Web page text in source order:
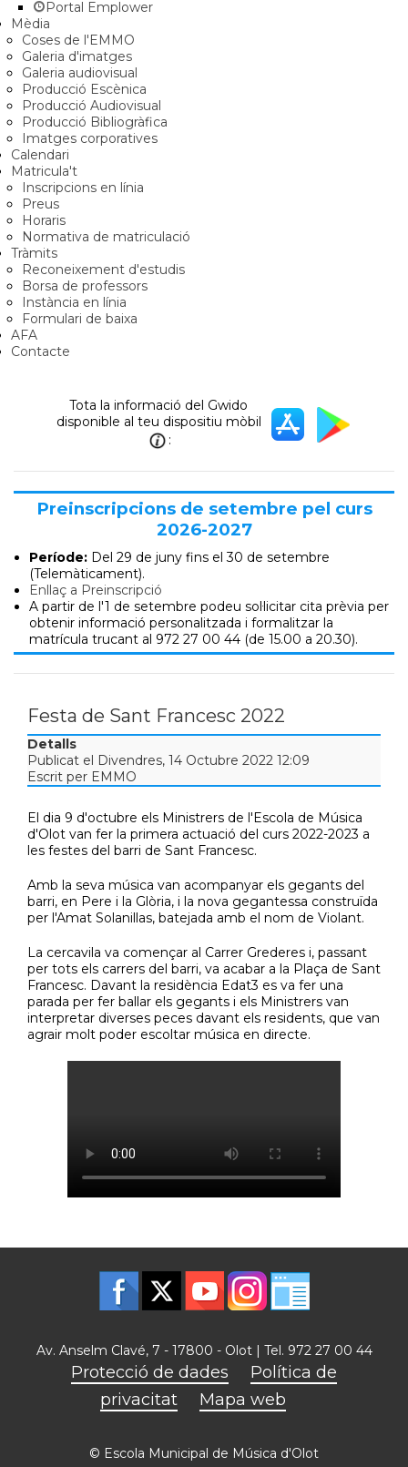
Portal Emplower
Mèdia
Coses de l'EMMO
Galeria d'imatges
Galeria audiovisual
Producció Escènica
Producció Audiovisual
Producció Bibliogràfica
Imatges corporatives
Calendari
Matricula't
Inscripcions en línia
Preus
Horaris
Normativa de matriculació
Tràmits
Reconeixement d'estudis
Borsa de professors
Instància en línia
Formulari de baixa
AFA
Contacte
Tota la informació del Gwido
disponible al teu dispositiu mòbil
:
Preinscripcions de setembre pel curs
2026-2027
Període: Del 29 de juny fins el 30 de setembre
(Telemàticament).
Enllaç a Preinscripció
A partir de l'1 de setembre podeu sol·licitar cita prèvia per
obtenir informació personalitzada i formalitzar la
matrícula trucant al 972 27 00 44 (de 15.00 a 20.30).
Festa de Sant Francesc 2022
Detalls
Publicat el Divendres, 14 Octubre 2022 12:09
Escrit per EMMO
El dia 9 d'octubre els Ministrers de l'Escola de Música
d'Olot van fer la primera actuació del curs 2022-2023 a
les festes del barri de Sant Francesc.
Amb la seva música van acompanyar els gegants del
barri, en Pere i la Glòria, i la nova gegantessa construïda
per l'Amat Solanillas, batejada amb el nom de Violant.
La cercavila va començar al Carrer Grederes i, passant
per tots els carrers del barri, va acabar a la Plaça de Sant
Francesc. Davant la residència Edat3 es va fer una
parada per fer ballar els gegants i els Ministrers van
interpretar diverses peces davant els residents, que van
agrair molt poder escoltar música en directe.
Av. Anselm Clavé, 7 - 17800 - Olot | Tel. 972 27 00 44
Protecció de dades
Política de
privacitat
Mapa web
© Escola Municipal de Música d'Olot